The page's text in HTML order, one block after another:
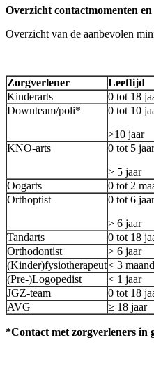
Overzicht contactmomenten en
Overzicht van de aanbevolen
Zorgverlener Leeftijd
Kinderarts
0 tot 18
Downteam/poli*
0 tot 10
>10 jaar
KNO-arts
0 tot 5 jaar
> 5 jaar
Oogarts 0 tot 2
Orthoptist
0 tot 6 jaar
> 6 jaar
Tandarts
0 tot 18
Orthodontist
> 6 jaar
(Kinder)fysiotherapeut< 3
(Pre-)Logopedist
< 1 jaar
JGZ-team
0 tot 18
AVG
≥ 18 jaar
*Contact met zorgverleners in